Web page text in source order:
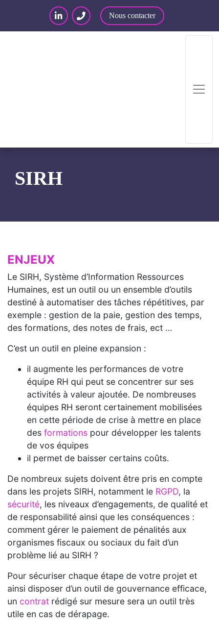
Nous contacter
SIRH
ENJEUX
Le SIRH, Système d’Information Ressources
Humaines, est un outil ou un ensemble d’outils
destiné à automatiser des tâches répétitives, par
exemple : gestion de la paie, gestion des temps,
des formations, des notes de frais, ect …
C’est un outil en pleine expansion :
il augmente les performances de votre
équipe RH qui peut se concentrer sur ses
activités à valeur ajoutée. De nombreuses
équipes RH seront certainement mobilisées
en cette période de crise à mettre en place
des formations pour développer les talents
de vos équipes
il permet de baisser certains coûts.
De nombreux sujets doivent être pris en compte
dans les projets SIRH, notamment le RGPD, la
sécurité, les niveaux d’engagements, de qualité et
de responsabilité ainsi que les conséquences :
comment gérer le paiement de pénalités aux
organismes fiscaux ou sociaux du fait d’un
problème lié au SIRH ?
Pour sécuriser chaque étape de votre projet et
ainsi disposer d’un outil de gouvernance efficace,
un contrat rédigé sur mesure sera un outil très
utile en cas de dérapage.